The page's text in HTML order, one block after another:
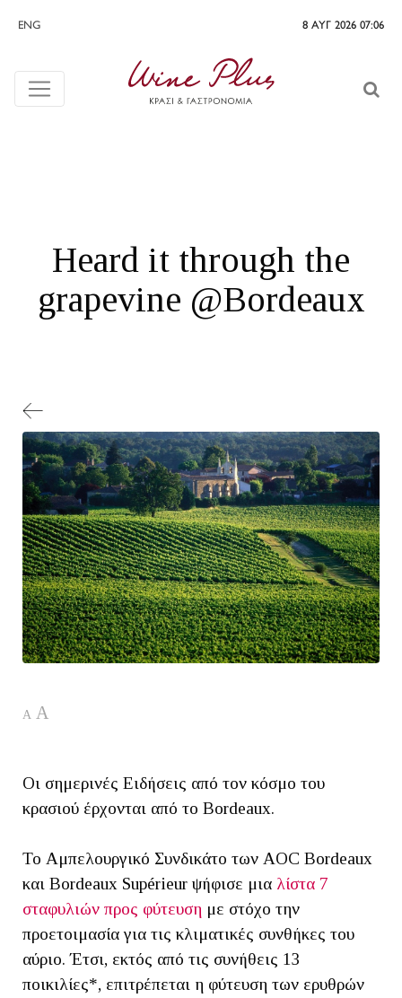
ENG 8 ΑΥΓ 2026 07:06
Heard it through the
grapevine @Bordeaux
A A
Οι σημερινές Ειδήσεις από τον κόσμο του
κρασιού έρχονται από το Bordeaux.
Το Αμπελουργικό Συνδικάτο των AOC Bordeaux
και Bordeaux Supérieur ψήφισε μια λίστα 7
σταφυλιών προς φύτευση με στόχο την
προετοιμασία για τις κλιματικές συνθήκες του
αύριο. Έτσι, εκτός από τις συνήθεις 13
ποικιλίες*, επιτρέπεται η φύτευση των ερυθρών